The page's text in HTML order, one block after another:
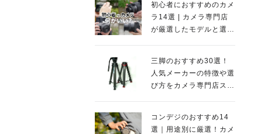
初心者におすすめのカメ
ラ14選 | カメラ専門店
が厳選したモデルと選び
三脚のおすすめ30選！
人気メーカーの特徴や選
び方をカメラ専門店スタ
コンデジのおすすめ14
選｜用途別に厳選！カメ